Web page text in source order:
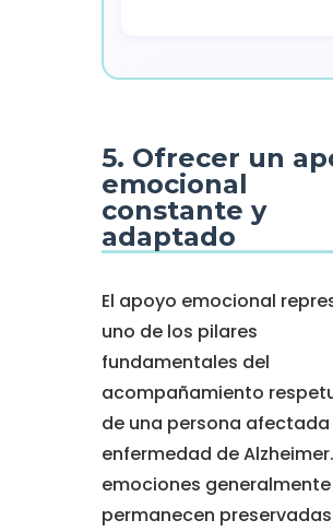
5. Ofrecer un
emocional
constante y
adaptado
El apoyo emocional
uno de los pilares
fundamentales del
acompañamiento
de una persona
enfermedad de
emociones generalmente
permanecen preservadas